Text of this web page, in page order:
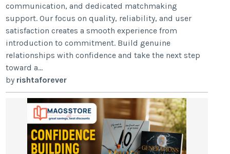
communication, and dedicated matchmaking
support. Our focus on quality, reliability, and user
satisfaction creates a smooth experience from
introduction to commitment. Build genuine
relationships with confidence and take the next step
toward a...
by rishtaforever